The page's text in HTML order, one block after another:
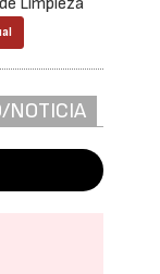
Limpieza
NOTICIA